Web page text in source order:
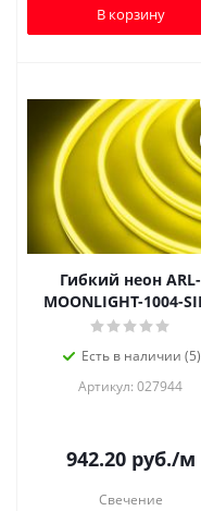
В корзину
Гибкий неон ARL-
MOONLIGHT-1004-
Есть в наличии (5)
Артикул: 027944
942.20руб./м
Свечение